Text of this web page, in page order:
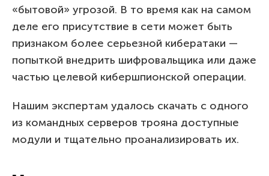
«бытовой» угрозой. В то время как на самом
деле его присутствие в сети может быть
признаком более серьезной кибератаки —
попыткой внедрить шифровальщика или даже
частью целевой кибершпионской операции.
Нашим экспертам удалось скачать с одного
из командных серверов трояна доступные
модули и тщательно проанализировать их.